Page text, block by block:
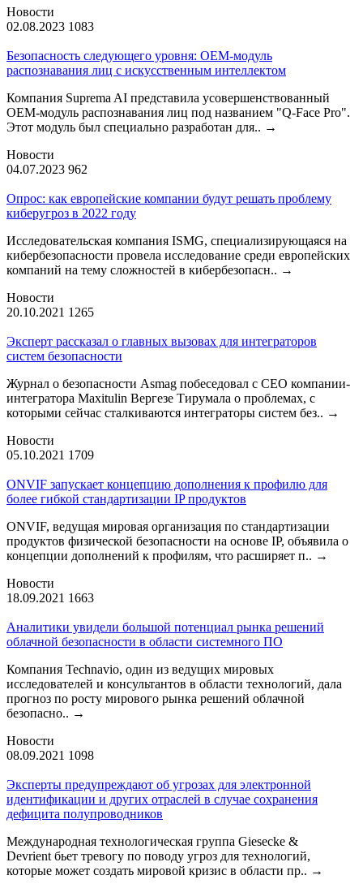
Новости
02.08.2023 1083
Безопасность следующего уровня: OEM-модуль
распознавания лиц с искусственным интеллектом
Компания Suprema AI представила усовершенствованный
OEM-модуль распознавания лиц под названием "Q-Face Pro".
Этот модуль был специально разработан для.. →
Новости
04.07.2023 962
Опрос: как европейские компании будут решать проблему
киберугроз в 2022 году
Исследовательская компания ISMG, специализирующаяся на
кибербезопасности провела исследование среди европейских
компаний на тему сложностей в кибербезопасн.. →
Новости
20.10.2021 1265
Эксперт рассказал о главных вызовах для интеграторов
систем безопасности
Журнал о безопасности Asmag побеседовал с CEO компании-
интегратора Maxitulin Вергезе Тирумала о проблемах, с
которыми сейчас сталкиваются интеграторы систем без.. →
Новости
05.10.2021 1709
ONVIF запускает концепцию дополнения к профилю для
более гибкой стандартизации IP продуктов
ONVIF, ведущая мировая организация по стандартизации
продуктов физической безопасности на основе IP, объявила о
концепции дополнений к профилям, что расширяет п.. →
Новости
18.09.2021 1663
Аналитики увидели большой потенциал рынка решений
облачной безопасности в области системного ПО
Компания Technavio, один из ведущих мировых
исследователей и консультантов в области технологий, дала
прогноз по росту мирового рынка решений облачной
безопасно.. →
Новости
08.09.2021 1098
Эксперты предупреждают об угрозах для электронной
идентификации и других отраслей в случае сохранения
дефицита полупроводников
Международная технологическая группа Giesecke &
Devrient бьет тревогу по поводу угроз для технологий,
которые может создать мировой кризис в области пр.. →